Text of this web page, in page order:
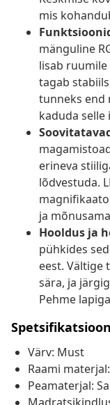
mis
mänguline
lisab
tagab
tunneks end
kaduda
erineva
lõdvestuda.
ja
Hooldus ja
pühkides
eest. Vältige
sära, ja
Pehme
Värv: Must
Raami
Peamaterjal: